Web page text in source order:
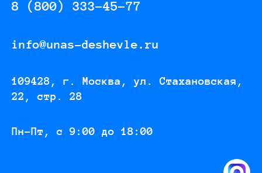
8 (800) 333-45-77
info@unas-deshevle.ru
109428, г. Москва, ул. Стахановская,
22, стр. 28
Пн-Пт, с 9:00 до 18:00